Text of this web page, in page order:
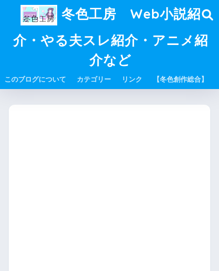
冬色工房 Web小説紹
介・やる夫スレ紹介・アニメ紹
介など
このブログについて カテゴリー リンク 【冬色創作総合】